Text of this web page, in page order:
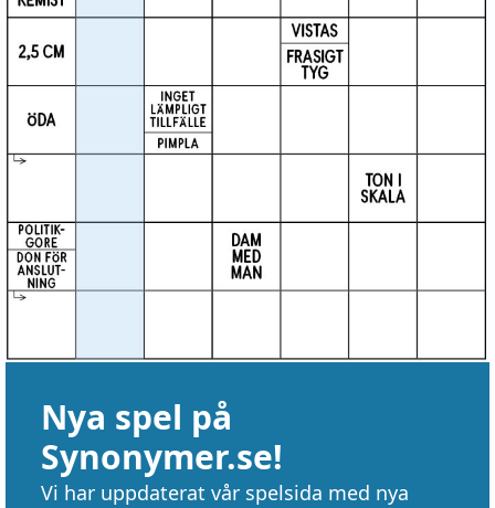
Nya spel på
Synonymer.se!
Vi har uppdaterat vår spelsida med nya